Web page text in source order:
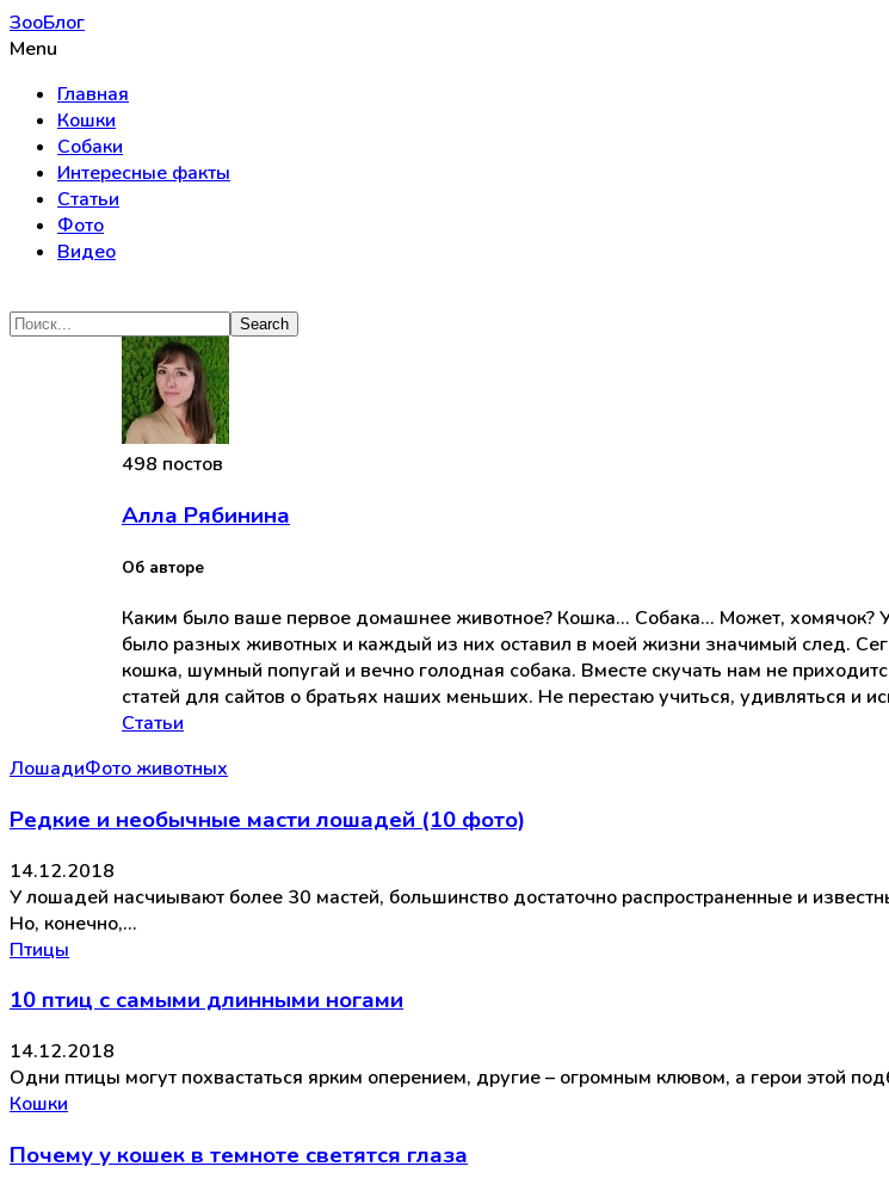
ЗооБлог
Menu
Главная
Кошки
Собаки
Интересные факты
Статьи
Фото
Видео
498 постов
Алла Рябинина
Об авторе
Каким было ваше первое домашнее животное? Кошка... Собака... Может, хомячок?
было разных животных и каждый из них оставил в моей жизни значимый след.
кошка, шумный попугай и вечно голодная собака. Вместе скучать нам не
статей для сайтов о братьях наших меньших. Не перестаю учиться, удивляться и
Статьи
ЛошадиФото животных
Редкие и необычные масти лошадей (10 фото)
14.12.2018
У лошадей насчиывают более 30 мастей, большинство достаточно распространенные и
Но, конечно,…
Птицы
10 птиц с самыми длинными ногами
14.12.2018
Одни птицы могут похвастаться ярким оперением, другие – огромным клювом, а герои этой
Кошки
Почему у кошек в темноте светятся глаза